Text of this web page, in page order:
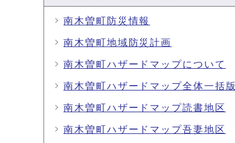
南木曽町防災情報
南木曽町地域防災計画
南木曽町ハザードマップについて
南木曽町ハザードマップ全体一括版
南木曽町ハザードマップ読書地区
南木曽町ハザードマップ吾妻地区